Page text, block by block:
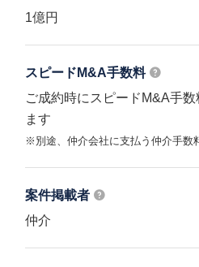
1億円
スピードM&A手数料
ご成約時にスピードM&A手
ます
※別途、仲介会社に支払う仲介手数
案件掲載者
仲介